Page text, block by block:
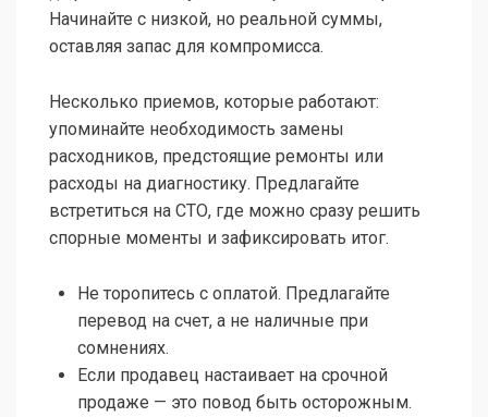
Начинайте с низкой, но реальной суммы,
оставляя запас для компромисса.
Несколько приемов, которые работают:
упоминайте необходимость замены
расходников, предстоящие ремонты или
расходы на диагностику. Предлагайте
встретиться на СТО, где можно сразу решить
спорные моменты и зафиксировать итог.
Не торопитесь с оплатой. Предлагайте
перевод на счет, а не наличные при
сомнениях.
Если продавец настаивает на срочной
продаже — это повод быть осторожным.